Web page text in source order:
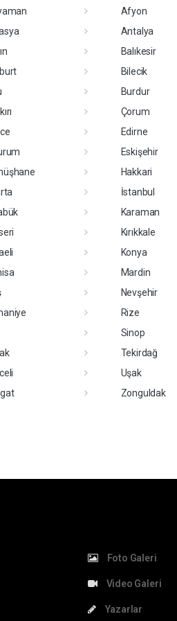
Afyon
Antalya
Balıkesir
Bilecik
Burdur
Çorum
Edirne
Eskişehir
Hakkari
İstanbul
Karaman
Kırıkkale
Konya
Mardin
Nevşehir
Rize
Sinop
Tekirdağ
Uşak
Zonguldak
Foto Galeri
Video Galeri
Yazarlar